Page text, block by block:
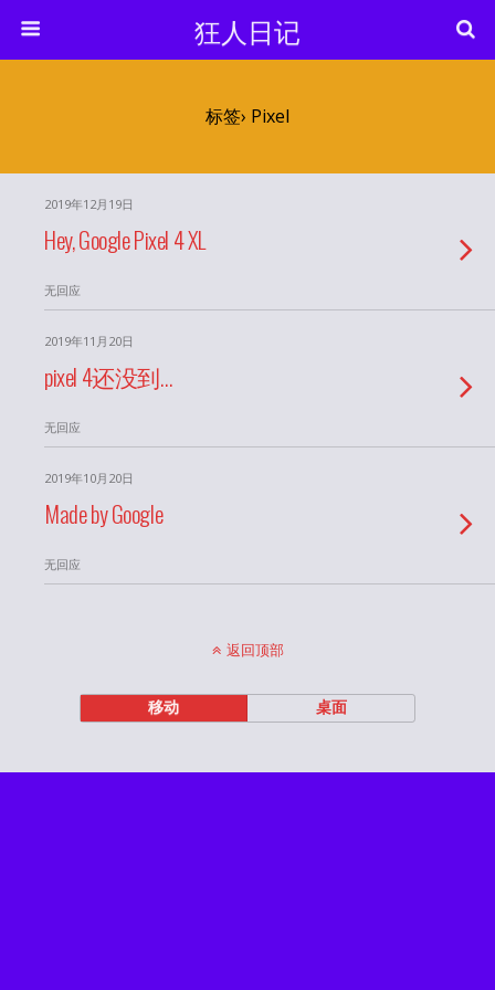
狂人日记
标签› Pixel
2019年12月19日
Hey, Google Pixel 4 XL
无回应
2019年11月20日
pixel 4还没到…
无回应
2019年10月20日
Made by Google
无回应
返回顶部
移动 桌面